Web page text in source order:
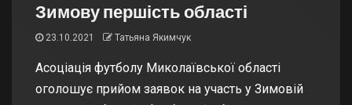
Зимову першість області
23.10.2021 Татьяна Якимчук
Асоціація футболу Миколаївської області
оголошує прийом заявок на участь у Зимовій